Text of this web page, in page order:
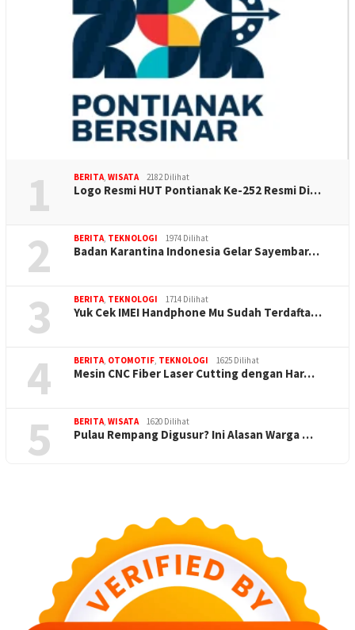
1 BERITA WISATA 2182 Dilihat
Logo Resmi HUT Pontianak Ke-252 Resmi Di…
2 BERITA TEKNOLOGI 1974 Dilihat
Badan Karantina Indonesia Gelar Sayembar…
3 BERITA TEKNOLOGI 1714 Dilihat
Yuk Cek IMEI Handphone Mu Sudah Terdafta…
4 BERITA OTOMOTIF TEKNOLOGI 1625 Dilihat
Mesin CNC Fiber Laser Cutting dengan Har…
5 BERITA WISATA 1620 Dilihat
Pulau Rempang Digusur? Ini Alasan Warga …